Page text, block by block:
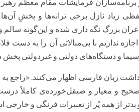
برنامه‌سازان فرمایشات مقام معظم
زیاد نازل برخی ترانه‌ها و پخشِ
بزرگ نگه داری شده و این‌گونه
نداریم با بی‌مبالاتی آن را به دست
زبان فارسی اظهار می‌کنند. «راجع
و معیار و صیقل‌خورده‌ی کاملاً
از همه پُر از تعبیرات فرنگی و